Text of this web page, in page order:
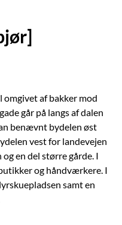
omgivet af bakker mod
går på langs af dalen
benævnt bydelen øst
vest for landevejen
en del større gårde. I
og håndværkere. I
samt en